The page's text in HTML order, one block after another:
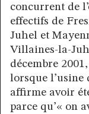
concurrent de
effectifs de
Juhel et
Villaines-la-
décembre
lorsque
affirme avoir
parce qu’« on